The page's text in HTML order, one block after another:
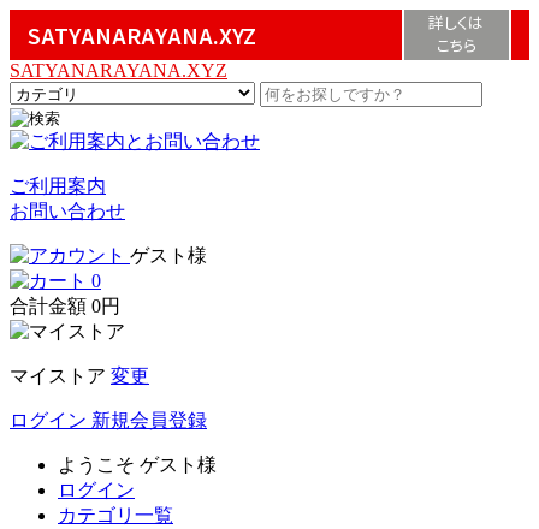
SATYANARAYANA.XYZ
詳しくは
こちら
SATYANARAYANA.XYZ
ご利用案内
お問い合わせ
ゲスト様
0
合計金額 0円
マイストア 変更
ログイン 新規会員登録
ようこそ ゲスト様
ログイン
カテゴリ一覧